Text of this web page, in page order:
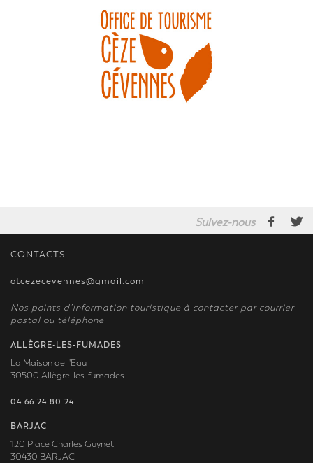
Suivez-nous
CONTACTS
otcezecevennes@gmail.com
Nos points d’information touristique à contacter par courrier
postal ou téléphone
ALLÈGRE-LES-FUMADES
La Maison de l'Eau
30500 Allègre-les-fumades
04 66 24 80 24
BARJAC
120 Place Charles Guynet
30430 BARJAC